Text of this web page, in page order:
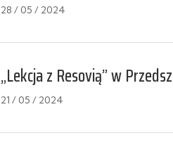
28 / 05 / 2024
„Lekcja z Resovią” w
21 / 05 / 2024